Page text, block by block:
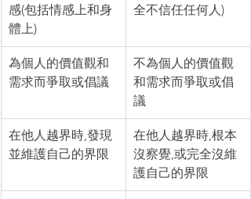
感(包括情感上和身
體上)
全不信任任何人)
為個人的價值觀和
需求而爭取或倡議
不為個人的價值觀
和需求而爭取或倡
議
在他人越界時,發現
並維護自己的界限
在他人越界時,根本
沒察覺,或完全沒維
護自己的界限